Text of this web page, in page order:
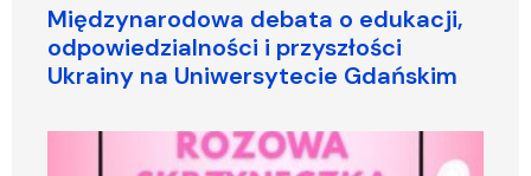
Międzynarodowa debata o edukacji,
odpowiedzialności i przyszłości
Ukrainy na Uniwersytecie Gdańskim